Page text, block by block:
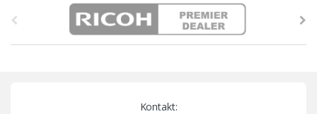
Kontakt: